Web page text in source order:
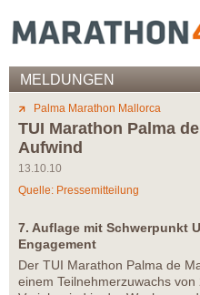
MELDUNGEN
Palma Marathon Mallorca
TUI Marathon Palma
Aufwind
13.10.10
Quelle: Pressemitteilung
7. Auflage mit Schwerpunkt
Engagement
Der TUI Marathon Palma de
einem Teilnehmerzuwachs